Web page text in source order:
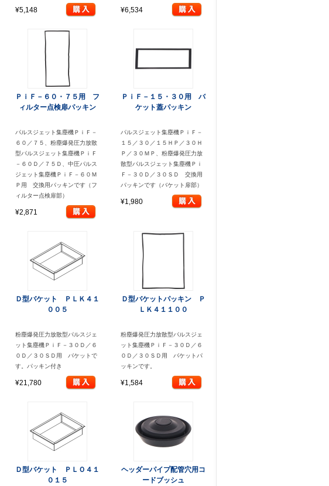
¥5,148 ¥6,534
ＰｉＦ－６０・７５用 フ
ィルター点検扉パッキン
パルスジェット集塵機ＰｉＦ－
６０／７５、粉塵爆発圧力放散
型パルスジェット集塵機ＰｉＦ
－６０Ｄ／７５Ｄ、中圧パルス
ジェット集塵機ＰｉＦ－６０Ｍ
Ｐ用 交換用パッキンです（フ
ィルター点検扉部）
¥2,871
ＰｉＦ－１５・３０用 バ
ケット蓋パッキン
パルスジェット集塵機ＰｉＦ－
１５／３０／１５ＨＰ／３０Ｈ
Ｐ／３０ＭＰ、粉塵爆発圧力放
散型パルスジェット集塵機Ｐｉ
Ｆ－３０Ｄ／３０ＳＤ 交換用
パッキンです（バケット扉部）
¥1,980
Ｄ型バケット ＰＬＫ４１
００５
粉塵爆発圧力放散型パルスジェ
ット集塵機ＰｉＦ－３０Ｄ／６
０Ｄ／３０ＳＤ用 バケットで
す。パッキン付き
¥21,780
Ｄ型バケットパッキン Ｐ
ＬＫ４１１００
粉塵爆発圧力放散型パルスジェ
ット集塵機ＰｉＦ－３０Ｄ／６
０Ｄ／３０ＳＤ用 バケットパ
ッキンです。
¥1,584
Ｄ型バケット ＰＬＯ４１
０１５
ヘッダーパイプ配管穴用コ
ードブッシュ